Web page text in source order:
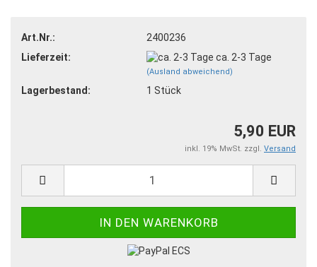
Art.Nr.:
2400236
Lieferzeit:
ca. 2-3 Tage
(Ausland abweichend)
Lagerbestand: 1 Stück
5,90 EUR
inkl. 19% MwSt. zzgl. Versand